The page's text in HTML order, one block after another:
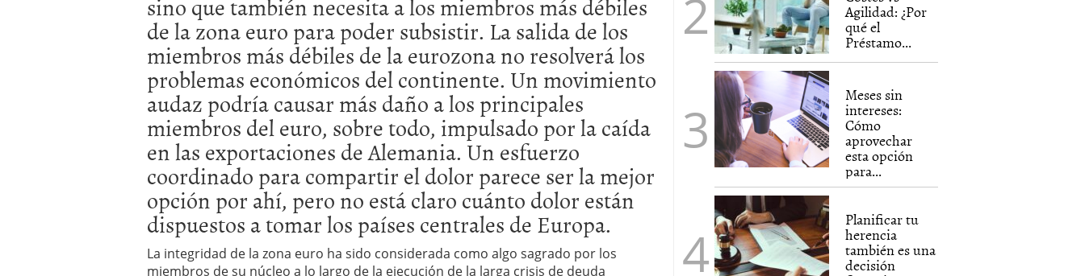
de la zona euro para poder subsistir. La salida de los
miembros más débiles de la eurozona no resolverá los
problemas económicos del continente. Un movimiento
audaz podría causar más daño a los principales
miembros del euro, sobre todo, impulsado por la caída
en las exportaciones de Alemania. Un esfuerzo
coordinado para compartir el dolor parece ser la mejor
opción por ahí, pero no está claro cuánto dolor están
dispuestos a tomar los países centrales de Europa.
La integridad de la zona euro ha sido considerada como algo sagrado por los
miembros de su núcleo a lo largo de la ejecución de la larga crisis de deuda
Agilidad: ¿Por
qué el
Préstamo...
Meses sin
intereses:
Cómo
aprovechar
esta opción
para...
Planificar tu
herencia
también es una
decisión